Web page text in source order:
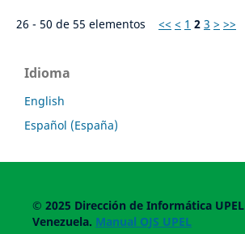
26 - 50 de 55 elementos << < 1 2 3 > >>
Idioma
English
Español (España)
© 2025 Dirección de Informática UPEL
Venezuela. Manual OJS UPEL